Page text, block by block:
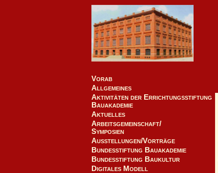
Vorab
Allgemeines
Aktivitäten der Errichtungsstiftung
Bauakademie
Aktuelles
Arbeitsgemeinschaft/
Symposien
Ausstellungen/Vorträge
Bundesstiftung Bauakademie
Bundesstiftung Baukultur
Digitales Modell